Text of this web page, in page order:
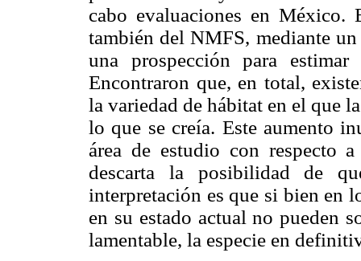
cabo evaluaciones en
también del NMFS, mediante
una prospección para
Encontraron que, en total,
la variedad de hábitat en el que
lo que se creía. Este aumento
área de estudio con respecto
descarta la posibilidad de
interpretación es que si bien en
en su estado actual no pueden
lamentable, la especie en